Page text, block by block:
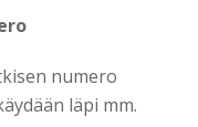
numero
läpi mm.